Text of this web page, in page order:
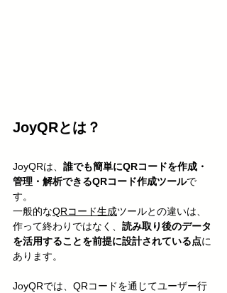
JoyQRとは？
JoyQRは、 誰でも簡単にQRコードを作成・
管理・解析できるQRコード作成ツールで
す。
一般的なQRコード生成ツールとの違いは、
作って終わりではなく、 読み取り後のデータ
を活用することを前提に設計されている点に
あります。
JoyQRでは、QRコードを通じてユーザー行